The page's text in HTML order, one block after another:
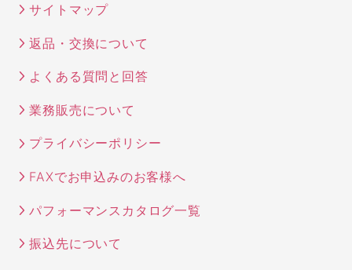
サイトマップ
返品・交換について
よくある質問と回答
業務販売について
プライバシーポリシー
FAXでお申込みのお客様へ
パフォーマンスカタログ一覧
振込先について